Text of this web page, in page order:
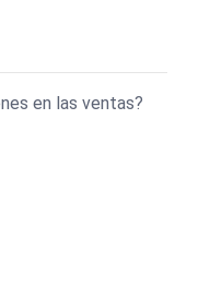
en las ventas?